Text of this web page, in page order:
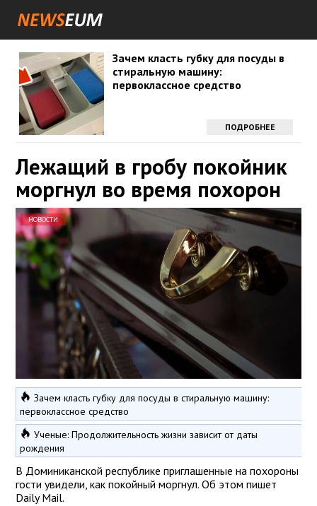
Зачем класть губку для посуды в
стиральную машину:
первоклассное средство
ПОДРОБНЕЕ
Лежащий в гробу покойник
моргнул во время похорон
НОВОСТИ
Зачем класть губку для посуды в стиральную машину:
первоклассное средство
Ученые: Продолжительность жизни зависит от даты
рождения
В Доминиканской республике приглашенные на похороны
гости увидели, как покойный моргнул. Об этом пишет
Daily Mail.